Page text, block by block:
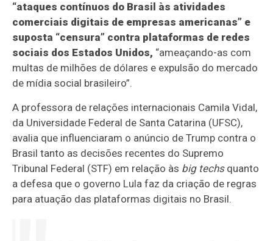
“ataques contínuos do Brasil às atividades
comerciais digitais de empresas americanas” e
suposta “censura” contra plataformas de redes
sociais dos Estados Unidos, “ameaçando-as com
multas de milhões de dólares e expulsão do mercado
de mídia social brasileiro”.
A professora de relações internacionais Camila Vidal,
da Universidade Federal de Santa Catarina (UFSC),
avalia que influenciaram o anúncio de Trump contra o
Brasil tanto as decisões recentes do Supremo
Tribunal Federal (STF) em relação às big techsquanto
a defesa que o governo Lula faz da criação de regras
para atuação das plataformas digitais no Brasil.